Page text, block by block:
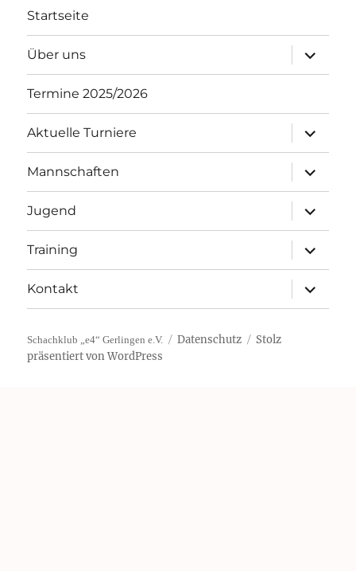
Startseite
Über uns
öffnen
Termine 2025/2026
Aktuelle Turniere
öffnen
Mannschaften
öffnen
Jugend
öffnen
Training
öffnen
Kontakt
öffnen
Schachklub „e4“ Gerlingen e.V. Datenschutz
Stolz
präsentiert von WordPress